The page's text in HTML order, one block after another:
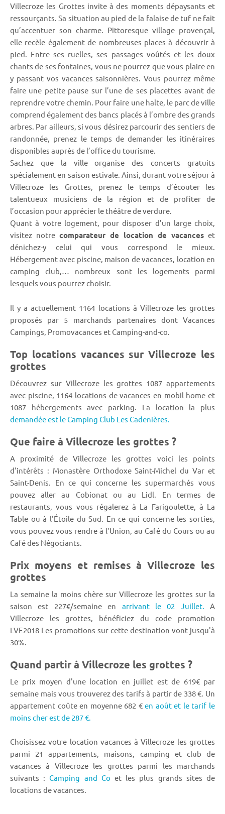
Villecroze les Grottes invite à des moments dépaysants et
ressourçants. Sa situation au pied de la falaise de tuf ne fait
qu’accentuer son charme. Pittoresque village provençal,
elle recèle également de nombreuses places à découvrir à
pied. Entre ses ruelles, ses passages voûtés et les doux
chants de ses fontaines, vous ne pourrez que vous plaire en
y passant vos vacances saisonnières. Vous pourrez même
faire une petite pause sur l’une de ses placettes avant de
reprendre votre chemin. Pour faire une halte, le parc de ville
comprend également des bancs placés à l’ombre des grands
arbres. Par ailleurs, si vous désirez parcourir des sentiers de
randonnée, prenez le temps de demander les itinéraires
disponibles auprès de l’office du tourisme.
Sachez que la ville organise des concerts gratuits
spécialement en saison estivale. Ainsi, durant votre séjour à
Villecroze les Grottes, prenez le temps d’écouter les
talentueux musiciens de la région et de profiter de
l’occasion pour apprécier le théâtre de verdure.
Quant à votre logement, pour disposer d’un large choix,
visitez notre comparateur de location de vacances et
dénichez-y celui qui vous correspond le mieux.
Hébergement avec piscine, maison de vacances, location en
camping club,… nombreux sont les logements parmi
lesquels vous pourrez choisir.
Il y a actuellement 1164 locations à Villecroze les grottes
proposés par 5 marchands partenaires dont Vacances
Campings, Promovacances et Camping-and-co.
Top locations vacances sur Villecroze les
grottes
Découvrez sur Villecroze les grottes 1087 appartements
avec piscine, 1164 locations de vacances en mobil home et
1087 hébergements avec parking. La location la plus
demandée est le Camping Club Les Cadenières.
Que faire à Villecroze les grottes ?
A proximité de Villecroze les grottes voici les points
d'intérêts : Monastère Orthodoxe Saint-Michel du Var et
Saint-Denis. En ce qui concerne les supermarchés vous
pouvez aller au Cobionat ou au Lidl. En termes de
restaurants, vous vous régalerez à La Farigoulette, à La
Table ou à l'Étoile du Sud. En ce qui concerne les sorties,
vous pouvez vous rendre à l'Union, au Café du Cours ou au
Café des Négociants.
Prix moyens et remises à Villecroze les
grottes
La semaine la moins chère sur Villecroze les grottes sur la
saison est 227€/semaine en arrivant le 02 Juillet.
A
Villecroze les grottes, bénéficiez du code promotion
LVE2018 Les promotions sur cette destination vont jusqu'à
30%.
Quand partir à Villecroze les grottes ?
Le prix moyen d'une location en juillet est de 619€ par
semaine mais vous trouverez des tarifs à partir de 338 €. Un
appartement coûte en moyenne 682 €en août et le tarif le
moins cher est de 287 €.
Choisissez votre location vacances à Villecroze les grottes
parmi 21 appartements, maisons, camping et club de
vacances à Villecroze les grottes parmi les marchands
suivants :Camping and Co et les plus grands sites de
locations de vacances.